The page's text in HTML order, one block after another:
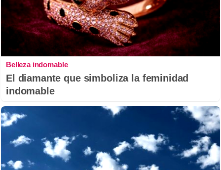
Belleza indomable
El diamante que simboliza la feminidad
indomable